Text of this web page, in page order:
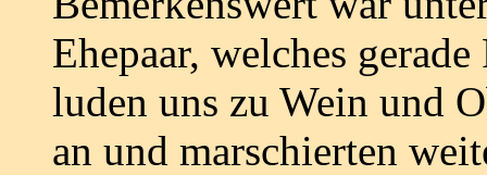
Ehepaar, welches
luden uns zu Wein und
an und marschierten